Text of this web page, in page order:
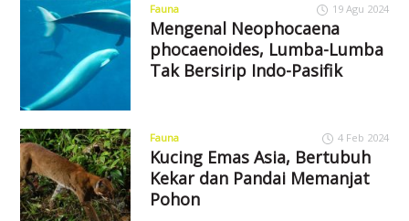
Fauna 19 Agu 2024
Mengenal Neophocaena
phocaenoides, Lumba-Lumba
Tak Bersirip Indo-Pasifik
Fauna 4 Feb 2024
Kucing Emas Asia, Bertubuh
Kekar dan Pandai Memanjat
Pohon